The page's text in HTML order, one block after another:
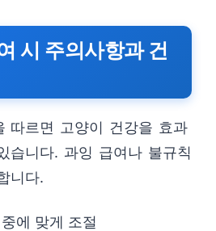
시 주의사항과 건
따르면 고양이 건강을 효과
습니다. 과잉 급여나 불규칙
니다.
에 맞게 조절